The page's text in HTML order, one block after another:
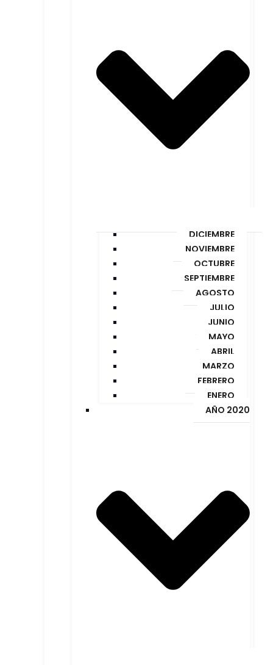
DICIEMBRE
NOVIEMBRE
OCTUBRE
SEPTIEMBRE
AGOSTO
JULIO
JUNIO
MAYO
ABRIL
MARZO
FEBRERO
ENERO
AÑO 2020